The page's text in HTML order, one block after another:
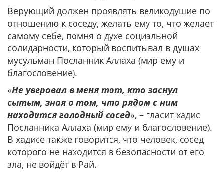
Верующий должен проявлять великодушие по
отношению к соседу, желать ему то, что желает
самому себе, помня о духе социальной
солидарности, который воспитывал в душах
мусульман Посланник Аллаха (мир ему и
благословение).
«Не уверовал в меня тот, кто заснул
сытым, зная о том, что рядом с ним
находится голодный сосед», – гласит хадис
Посланника Аллаха (мир ему и благословение).
В хадисе также говорится, что человек, сосед
которого не находится в безопасности от его
зла, не войдёт в Рай.